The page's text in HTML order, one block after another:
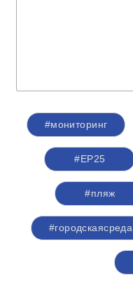
#мониторинг
#ЕР25
#пляж
#городскаясреда